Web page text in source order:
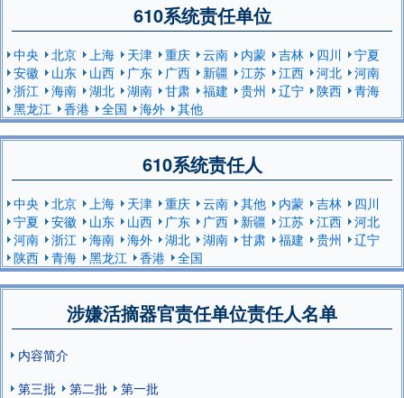
610系统责任单位
中央 北京 上海 天津 重庆 云南 内蒙 吉林 四川
宁夏
安徽
山东 山西 广东 广西 新疆 江苏 江西 河北
河南
浙江
海南 湖北 湖南 甘肃 福建 贵州 辽宁 陕西
青海
黑龙江
香港 全国 海外 其他
610系统责任人
中央 北京 上海 天津 重庆 云南 其他 内蒙 吉林
四川
宁夏
安徽 山东 山西 广东 广西 新疆 江苏 江西
河北
河南
浙江 海南 海外 湖北 湖南 甘肃 福建 贵州
辽宁
陕西
青海 黑龙江 香港 全国
涉嫌活摘器官责任单位责任人名单
内容简介
第三批
第二批 第一批